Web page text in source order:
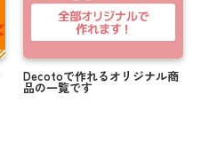
Decotoで作れるオリジナル商
品の一覧です